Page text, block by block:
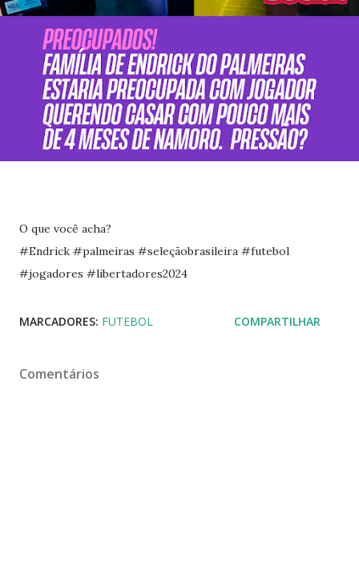
O que você acha?
#Endrick #palmeiras #seleçãobrasileira #futebol
#jogadores #libertadores2024
MARCADORES: FUTEBOL COMPARTILHAR
Comentários